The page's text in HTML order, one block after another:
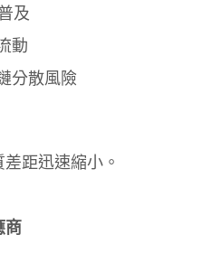
及
動
分散風險
距迅速縮小。
商